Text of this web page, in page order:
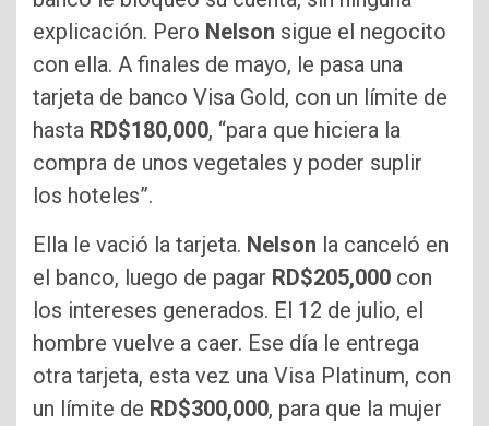
explicación. Pero Nelson sigue el negocito
con ella. A finales de mayo, le pasa una
tarjeta de banco Visa Gold, con un límite de
hasta RD$180,000, “para que hiciera la
compra de unos vegetales y poder suplir
los hoteles”.
Ella le vació la tarjeta. Nelson la canceló en
el banco, luego de pagar RD$205,000 con
los intereses generados. El 12 de julio, el
hombre vuelve a caer. Ese día le entrega
otra tarjeta, esta vez una Visa Platinum, con
un límite de RD$300,000, para que la mujer